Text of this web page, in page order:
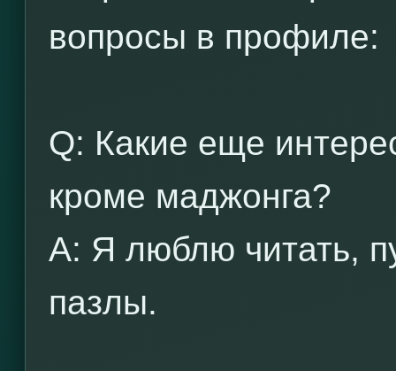
вопросы в профиле:
Q: Какие еще
кроме маджонга?
A: Я люблю читать,
пазлы.